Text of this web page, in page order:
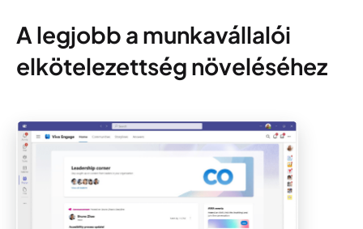
A legjobb a munkavállalói
elkötelezettség növeléséhez